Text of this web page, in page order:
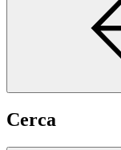
Cerca